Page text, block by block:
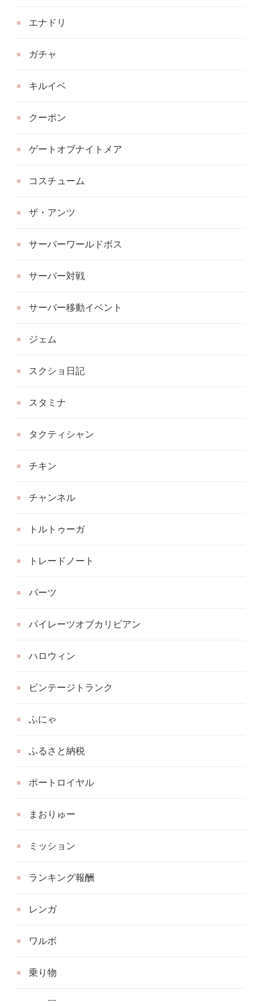
エナドリ
ガチャ
キルイベ
クーポン
ゲートオブナイトメア
コスチューム
ザ・アンツ
サーバーワールドボス
サーバー対戦
サーバー移動イベント
ジェム
スクショ日記
スタミナ
タクティシャン
チキン
チャンネル
トルトゥーガ
トレードノート
パーツ
パイレーツオブカリビアン
ハロウィン
ビンテージトランク
ふにゃ
ふるさと納税
ポートロイヤル
まおりゅー
ミッション
ランキング報酬
レンガ
ワルボ
乗り物